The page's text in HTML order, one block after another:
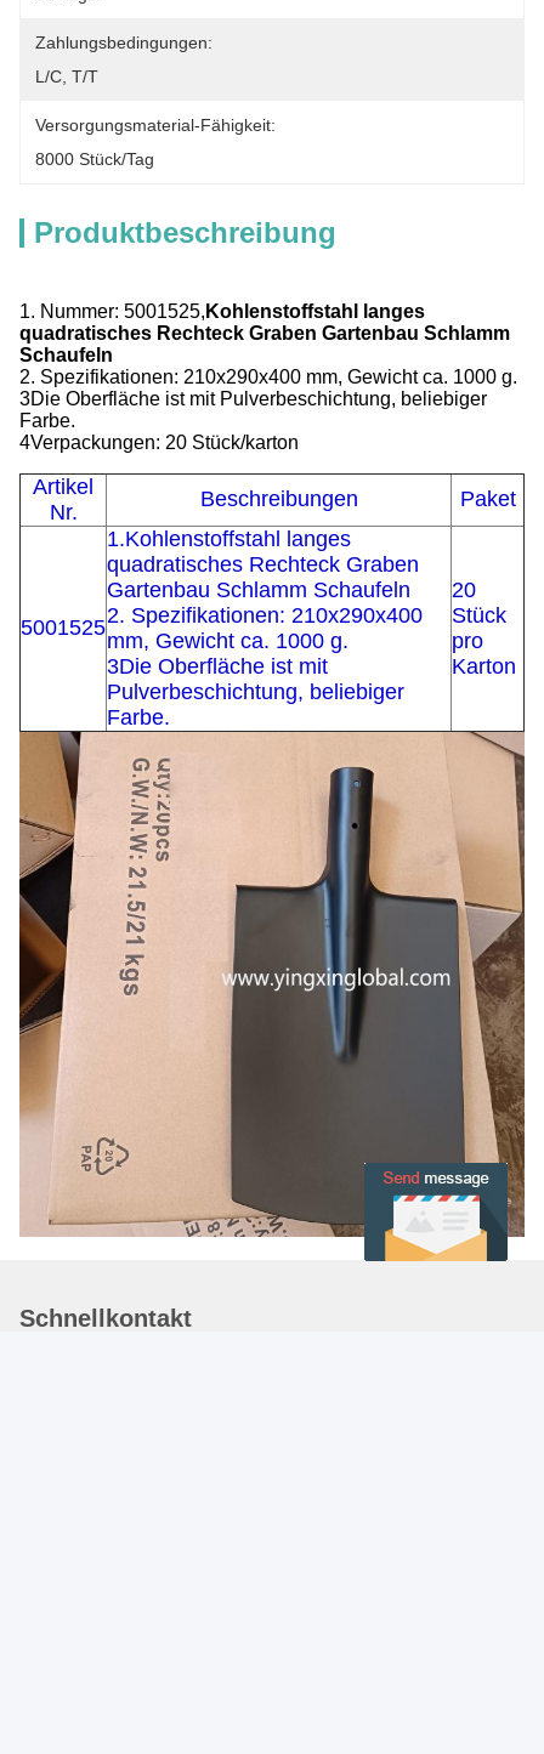
Zahlungsbedingungen:
L/C, T/T
Versorgungsmaterial-Fähigkeit:
8000 Stück/Tag
Produktbeschreibung
1. Nummer: 5001525, Kohlenstoffstahl langes
quadratisches Rechteck Graben Gartenbau Schlamm
Schaufeln
2. Spezifikationen: 210x290x400 mm, Gewicht ca. 1000 g.
3Die Oberfläche ist mit Pulverbeschichtung, beliebiger
Farbe.
4Verpackungen: 20 Stück/karton
Artikel
Nr.
Beschreibungen Paket
5001525
1.Kohlenstoffstahl langes
quadratisches Rechteck Graben
Gartenbau Schlamm Schaufeln
2. Spezifikationen: 210x290x400
mm, Gewicht ca. 1000 g.
3Die Oberfläche ist mit
Pulverbeschichtung, beliebiger
Farbe.
20
Stück
pro
Karton
Schnellkontakt